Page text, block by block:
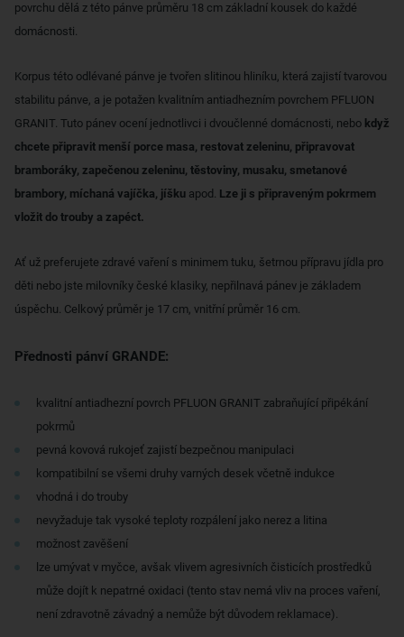
povrchu dělá z této pánve průměru 18 cm základní kousek do každé
domácnosti.
Korpus této odlévané pánve je tvořen slitinou hliníku, která zajistí tvarovou
stabilitu pánve, a je potažen kvalitním antiadhezním povrchem PFLUON
GRANIT. Tuto pánev ocení jednotlivci i dvoučlenné domácnosti, nebo když
chcete připravit menší porce masa, restovat zeleninu, připravovat
bramboráky, zapečenou zeleninu, těstoviny, musaku, smetanové
brambory, míchaná vajíčka, jíšku apod. Lze ji s připraveným pokrmem
vložit do trouby a zapéct.
Ať už preferujete zdravé vaření s minimem tuku, šetrnou přípravu jídla pro
děti nebo jste milovníky české klasiky, nepřilnavá pánev je základem
úspěchu. Celkový průměr je 17 cm, vnitřní průměr 16 cm.
Přednosti pánví GRANDE:
kvalitní antiadhezní povrch PFLUON GRANIT zabraňující připékání
pokrmů
pevná kovová rukojeť zajistí bezpečnou manipulaci
kompatibilní se všemi druhy varných desek včetně indukce
vhodná i do trouby
nevyžaduje tak vysoké teploty rozpálení jako nerez a litina
možnost zavěšení
lze umývat v myčce, avšak vlivem agresivních čisticích prostředků
může dojít k nepatrné oxidaci (tento stav nemá vliv na proces vaření,
není zdravotně závadný a nemůže být důvodem reklamace).